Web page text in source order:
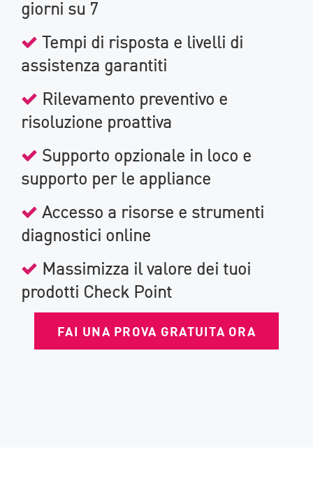
giorni su 7
Tempi di risposta e livelli di
assistenza garantiti
Rilevamento preventivo e
risoluzione proattiva
Supporto opzionale in loco e
supporto per le appliance
Accesso a risorse e strumenti
diagnostici online
Massimizza il valore dei tuoi
prodotti Check Point
FAI UNA PROVA GRATUITA ORA